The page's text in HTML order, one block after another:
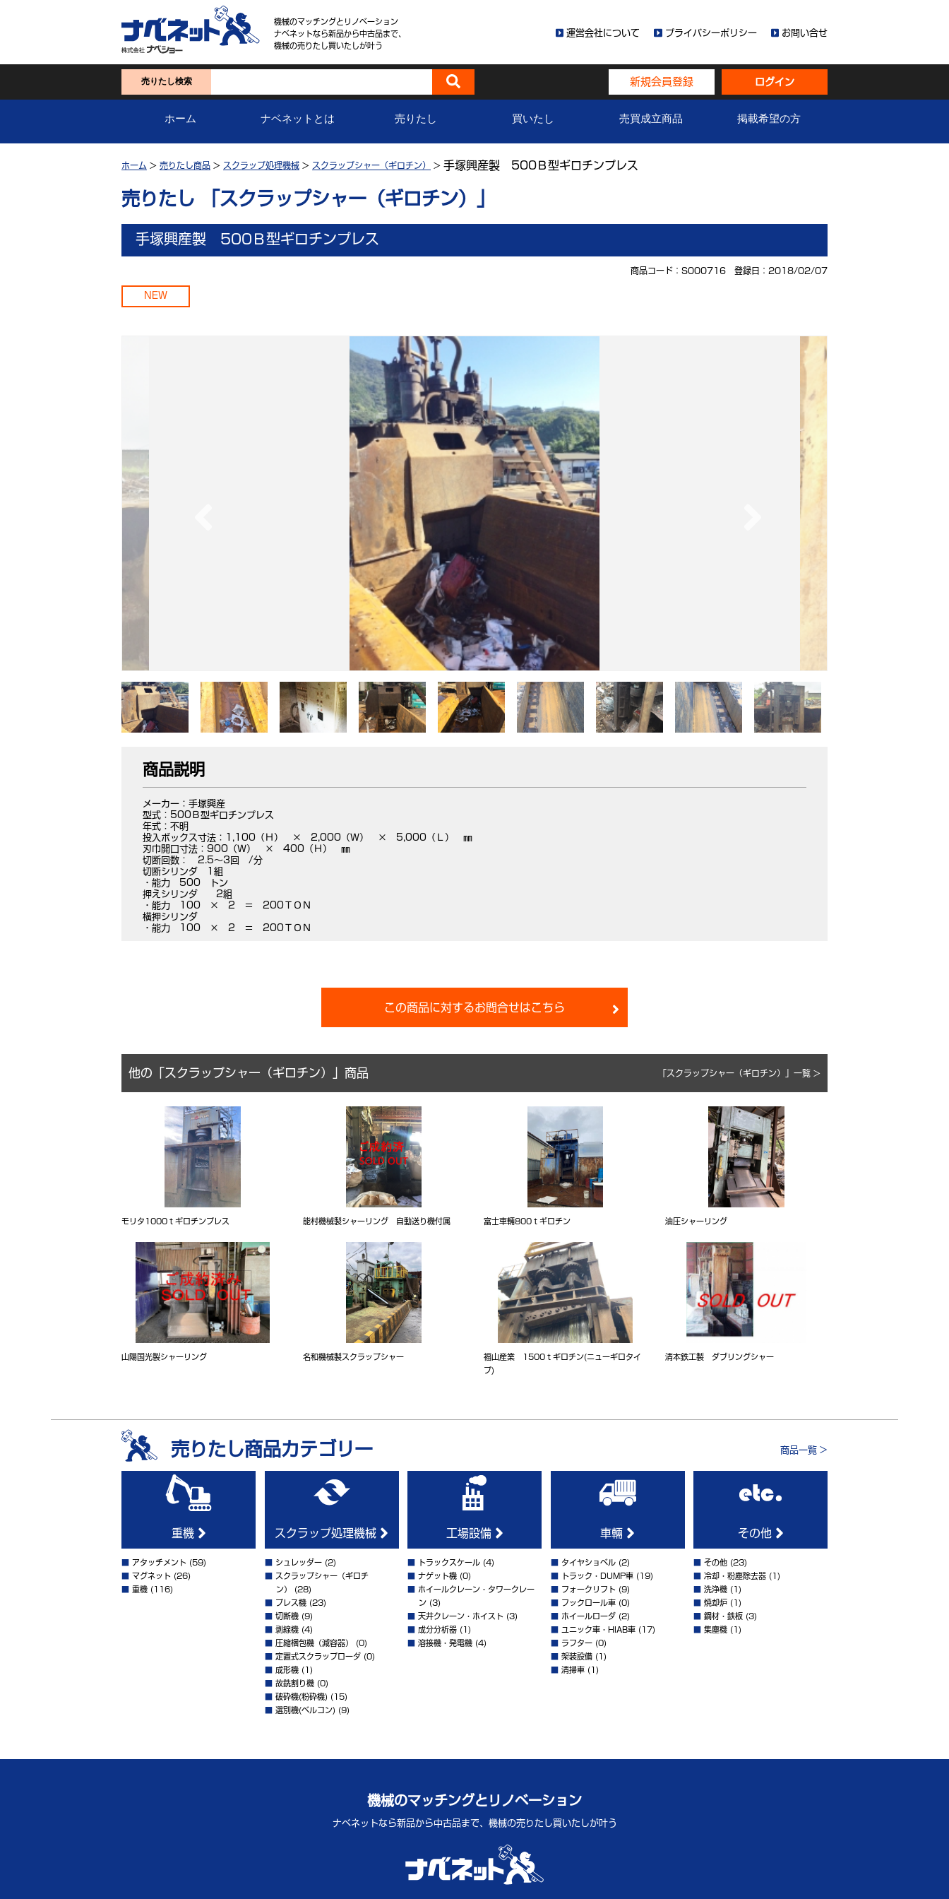
機械のマッチングとリノベーション
ナベネットなら新品から中古品まで、
機械の売りたし買いたしが叶う
運営会社について プライバシーポリシー お問い合せ
売りたし検索 新規会員登録 ログイン
ホーム ナベネットとは 売りたし 買いたし 売買成立商品 掲載希望の方
ホーム > 売りたし商品 > スクラップ処理機械 > スクラップシャー（ギロチン） > 手塚興産製 500Ｂ型ギロチンプレス
売りたし 「スクラップシャー（ギロチン）」
手塚興産製 500Ｂ型ギロチンプレス
商品コード：S000716 登録日：2018/02/07
NEW
商品説明
メーカー：手塚興産
型式：500Ｂ型ギロチンプレス
年式：不明
投入ボックス寸法：1,100（Ｈ） × 2,000（Ｗ） × 5,000（Ｌ） ㎜
刃巾開口寸法：900（Ｗ） × 400（Ｈ） ㎜
切断回数： 2.5～3回 /分
切断シリンダ 1組
・能力 500 トン
押えシリンダ 2組
・能力 100 × 2 ＝ 200ＴＯＮ
横押シリンダ
・能力 100 × 2 ＝ 200ＴＯＮ
この商品に対するお問合せはこちら
他の「スクラップシャー（ギロチン）」商品 「スクラップシャー（ギロチン）」一覧 >
モリタ1000ｔギロチンプレス 能村機械製シャーリング 自動送り機付属 富士車輛800ｔギロチン 油圧シャーリング
山陽国光製シャーリング 名和機械製スクラップシャー
福山産業 1500ｔギロチン(ニューギロタイ
プ)
清本鉄工製 ダブリングシャー
売りたし商品カテゴリー 商品一覧 >
重機
アタッチメント (59)
マグネット (26)
重機 (116)
スクラップ処理機械
シュレッダー(2)
スクラップシャー（ギロチ
ン）
(28)
プレス機(23)
切断機(9)
剥線機(4)
圧縮梱包機（減容器）
(0)
定置式スクラップローダ(0)
成形機(1)
故銑割り機(0)
破砕機(粉砕機) (15)
選別機(ベルコン) (9)
工場設備
トラックスケール (4)
ナゲット機 (0)
ホイールクレーン・タワークレー
ン (3)
天井クレーン・ホイスト (3)
成分分析器 (1)
溶接機・発電機 (4)
車輛
タイヤショベル(2)
トラック・DUMP車(19)
フォークリフト (9)
フックロール車(0)
ホイールローダ(2)
ユニック車・HIAB車(17)
ラフター(0)
架装設備(1)
清掃車(1)
その他
その他 (23)
冷却・粉塵除去器 (1)
洗浄機 (1)
焼却炉 (1)
鋼材・鉄板 (3)
集塵機 (1)
機械のマッチングとリノベーション
ナベネットなら新品から中古品まで、 機械の売りたし買いたしが叶う